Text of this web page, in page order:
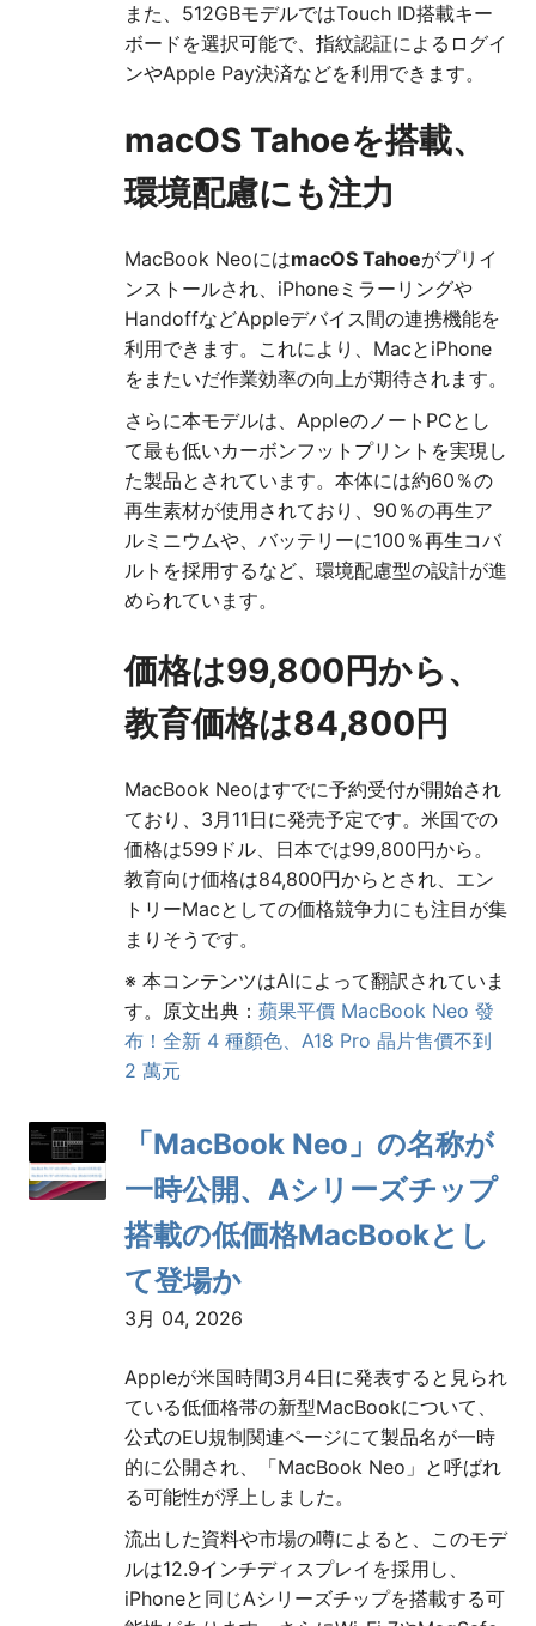
また、512GBモデルではTouch ID搭載キー
ボードを選択可能で、指紋認証によるログイ
ンやApple Pay決済などを利用できます。
macOS Tahoeを搭載、
環境配慮にも注力
MacBook NeoにはmacOS Tahoeがプリイ
ンストールされ、iPhoneミラーリングや
HandoffなどAppleデバイス間の連携機能を
利用できます。これにより、MacとiPhone
をまたいだ作業効率の向上が期待されます。
さらに本モデルは、AppleのノートPCとし
て最も低いカーボンフットプリントを実現し
た製品とされています。本体には約60％の
再生素材が使用されており、90％の再生ア
ルミニウムや、バッテリーに100％再生コバ
ルトを採用するなど、環境配慮型の設計が進
められています。
価格は99,800円から、
教育価格は84,800円
MacBook Neoはすでに予約受付が開始され
ており、3月11日に発売予定です。米国での
価格は599ドル、日本では99,800円から。
教育向け価格は84,800円からとされ、エン
トリーMacとしての価格競争力にも注目が集
まりそうです。
※ 本コンテンツはAIによって翻訳されていま
す。原文出典： 蘋果平價 MacBook Neo 發
布！全新 4 種顏色、A18 Pro 晶片售價不到
2 萬元
「MacBook Neo」の名称が
一時公開、Aシリーズチップ
搭載の低価格MacBookとし
て登場か
3月 04, 2026
Appleが米国時間3月4日に発表すると見られ
ている低価格帯の新型MacBookについて、
公式のEU規制関連ページにて製品名が一時
的に公開され、「MacBook Neo」と呼ばれ
る可能性が浮上しました。
流出した資料や市場の噂によると、このモデ
ルは12.9インチディスプレイを採用し、
iPhoneと同じAシリーズチップを搭載する可